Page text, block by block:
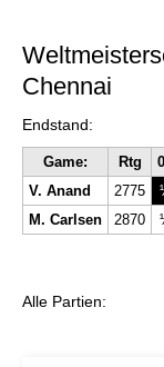
Chennai
Endstand:
Game: Rtg
V. Anand
2775
M. Carlsen
2870
Alle Partien: